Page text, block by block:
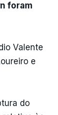
foram
Valente
e
do